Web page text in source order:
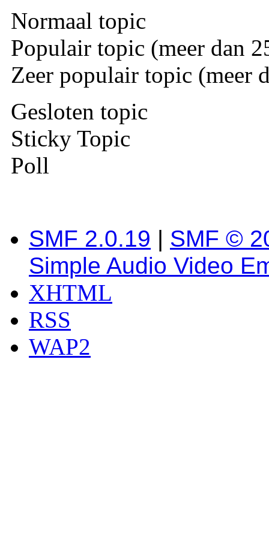
Normaal topic
Populair topic (meer dan
Zeer populair topic (meer
Gesloten topic
Sticky Topic
Poll
SMF 2.0.19 | SMF ©
Simple Audio Video
XHTML
RSS
WAP2